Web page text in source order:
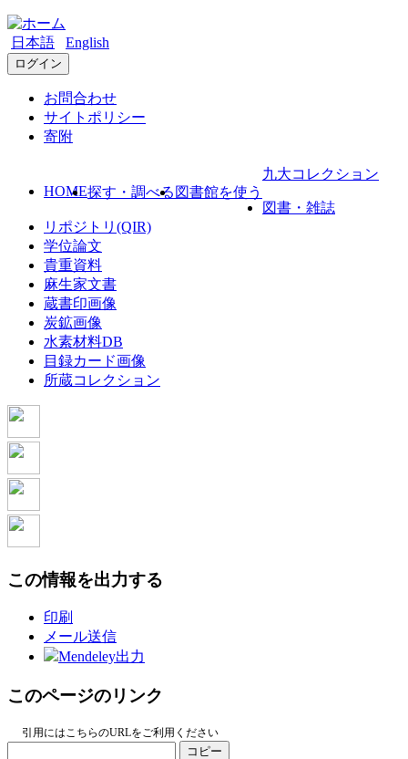
日本語 English
ログイン
お問合わせ
サイトポリシー
寄附
HOME探す・調べる 図書館を使う
九大コレクション
図書・雑誌
リポジトリ(QIR)
学位論文
貴重資料
麻生家文書
蔵書印画像
炭鉱画像
水素材料DB
目録カード画像
所蔵コレクション
この情報を出力する
印刷
メール送信
Mendeley出力
このページのリンク
引用にはこちらのURLをご利用ください
コピー